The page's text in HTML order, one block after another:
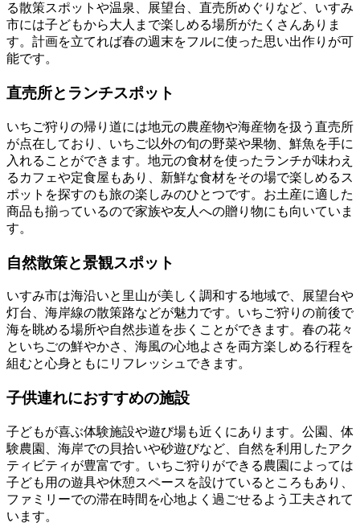
る散策スポットや温泉、展望台、直売所めぐりなど、いすみ
市には子どもから大人まで楽しめる場所がたくさんありま
す。計画を立てれば春の週末をフルに使った思い出作りが可
能です。
直売所とランチスポット
いちご狩りの帰り道には地元の農産物や海産物を扱う直売所
が点在しており、いちご以外の旬の野菜や果物、鮮魚を手に
入れることができます。地元の食材を使ったランチが味わえ
るカフェや定食屋もあり、新鮮な食材をその場で楽しめるス
ポットを探すのも旅の楽しみのひとつです。お土産に適した
商品も揃っているので家族や友人への贈り物にも向いていま
す。
自然散策と景観スポット
いすみ市は海沿いと里山が美しく調和する地域で、展望台や
灯台、海岸線の散策路などが魅力です。いちご狩りの前後で
海を眺める場所や自然歩道を歩くことができます。春の花々
といちごの鮮やかさ、海風の心地よさを両方楽しめる行程を
組むと心身ともにリフレッシュできます。
子供連れにおすすめの施設
子どもが喜ぶ体験施設や遊び場も近くにあります。公園、体
験農園、海岸での貝拾いや砂遊びなど、自然を利用したアク
ティビティが豊富です。いちご狩りができる農園によっては
子ども用の遊具や休憩スペースを設けているところもあり、
ファミリーでの滞在時間を心地よく過ごせるよう工夫されて
います。